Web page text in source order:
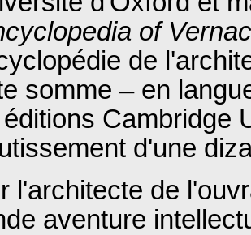
of
de
somme – en
Cambridge
d'une
l'architecte de
aventure